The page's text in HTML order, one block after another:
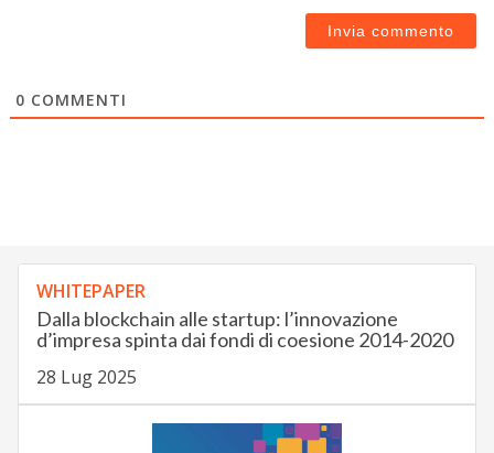
0 COMMENTI
WHITEPAPER
Dalla blockchain alle startup: l’innovazione
d’impresa spinta dai fondi di coesione 2014-2020
28 Lug 2025